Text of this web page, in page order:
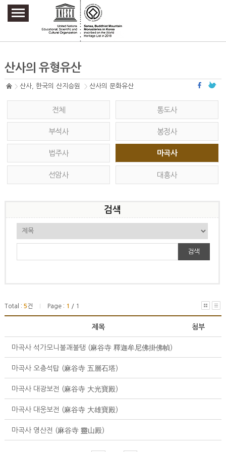
주요메뉴 바로가기
본문 바로가기
하단메뉴 바로가기
산사의 유형유산
산사, 한국의 산지승원 산사의 문화유산
전체 통도사
부석사 봉정사
법주사 마곡사
선암사 대흥사
검색
검색
Total : 5건 Page : 1 / 1
제목 첨부
마곡사 석가모니불괘불탱 (麻谷寺 釋迦牟尼佛掛佛幀)
마곡사 오층석탑 (麻谷寺 五層石塔)
마곡사 대광보전 (麻谷寺 大光寶殿)
마곡사 대웅보전 (麻谷寺 大雄寶殿)
마곡사 영산전 (麻谷寺 靈山殿)